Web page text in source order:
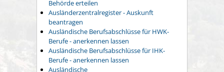
Behörde erteilen
Ausländerzentralregister - Auskunft
beantragen
Ausländische Berufsabschlüsse für HWK-
Berufe - anerkennen lassen
Ausländische Berufsabschlüsse für IHK-
Berufe - anerkennen lassen
Ausländische